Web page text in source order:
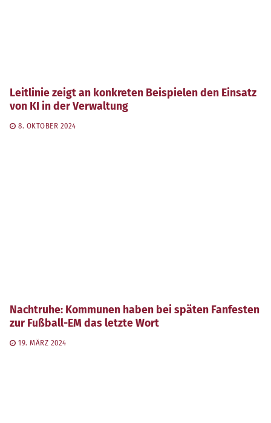
Leitlinie zeigt an konkreten Beispielen den Einsatz
von KI in der Verwaltung
8. OKTOBER 2024
Nachtruhe: Kommunen haben bei späten Fanfesten
zur Fußball-EM das letzte Wort
19. MÄRZ 2024